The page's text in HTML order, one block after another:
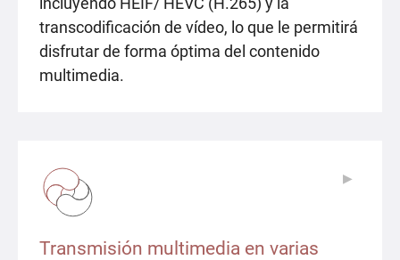
transcodificación de vídeo, lo que le permitirá
disfrutar de forma óptima del contenido
multimedia.
Transmisión multimedia en varias
▶